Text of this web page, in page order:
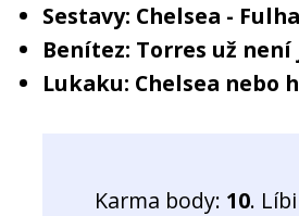
Sestavy: Chelsea -
Benítez: Torres už
Lukaku: Chelsea nebo
Karma body: 10.